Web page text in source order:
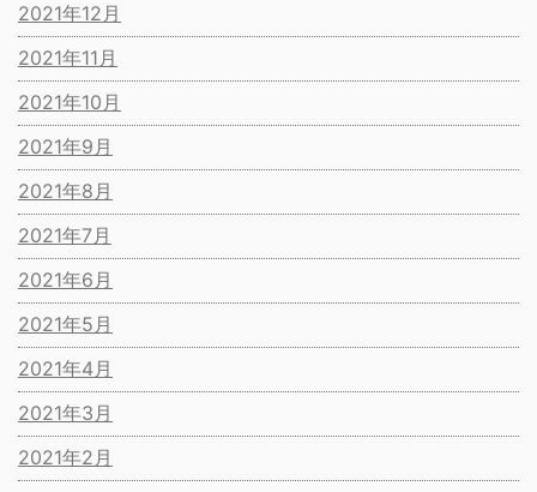
2021年12月
2021年11月
2021年10月
2021年9月
2021年8月
2021年7月
2021年6月
2021年5月
2021年4月
2021年3月
2021年2月